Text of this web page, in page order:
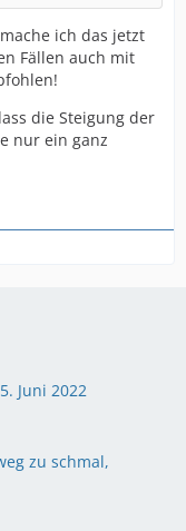
mache ich das jetzt
Fällen auch mit
die Steigung der
nur ein ganz
Juni 2022
zu schmal,